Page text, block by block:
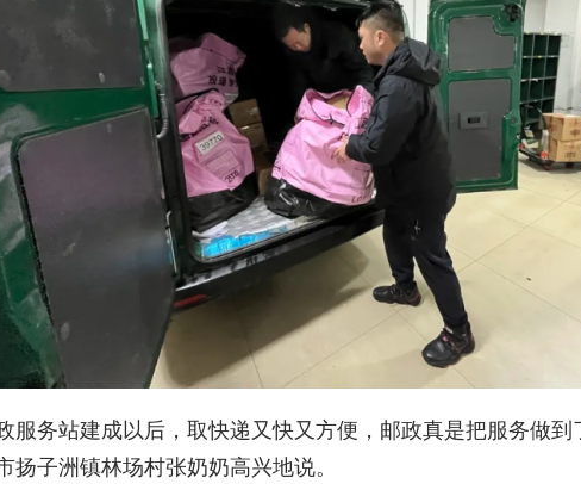
服务站建成以后，取快递又快又方便，邮政真是把服务做
扬子洲镇林场村张奶奶高兴地说。